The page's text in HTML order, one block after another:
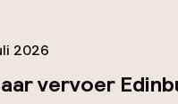
Bij Princes Street
markt, waar je zo
op
2026
vervoer